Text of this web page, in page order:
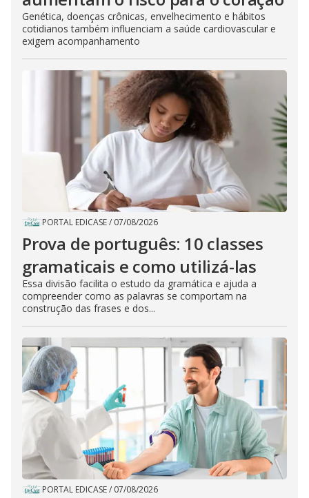
Genética, doenças crônicas, envelhecimento e hábitos
cotidianos também influenciam a saúde cardiovascular e
exigem acompanhamento
PORTAL EDICASE/ 07/08/2026
Prova de português: 10 classes
gramaticais e como utilizá-las
Essa divisão facilita o estudo da gramática e ajuda a
compreender como as palavras se comportam na
construção das frases e dos...
PORTAL EDICASE/ 07/08/2026